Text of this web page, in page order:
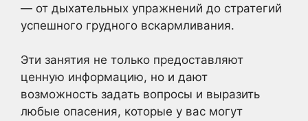
— от дыхательных упражнений до стратегий
успешного грудного вскармливания.
Эти занятия не только предоставляют
ценную информацию, но и дают
возможность задать вопросы и выразить
любые опасения, которые у вас могут